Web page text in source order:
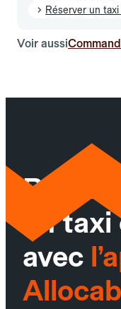
Réserver un
Voir aussi
un
avec
Allocab